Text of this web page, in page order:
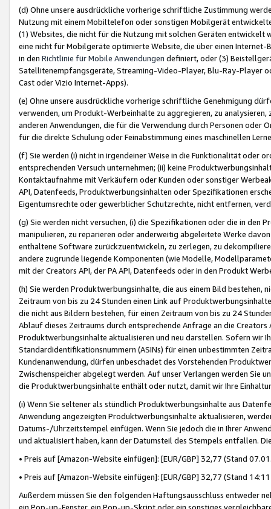
(d) Ohne unsere ausdrückliche vorherige schriftliche Zustimmung
Nutzung mit einem Mobiltelefon oder sonstigen Mobilgerät
(1) Websites, die nicht für die Nutzung mit solchen Geräten
eine nicht für Mobilgeräte optimierte Website, die über einen
in den Richtlinie für Mobile Anwendungen definiert, oder (3)
Satellitenempfangsgeräte, Streaming-Video-Player, Blu-Ray-Player
Cast oder Vizio Internet-Apps).
(e) Ohne unsere ausdrückliche vorherige schriftliche Genehmigung
verwenden, um Produkt-Werbeinhalte zu aggregieren, zu
anderen Anwendungen, die für die Verwendung durch Personen
für die direkte Schulung oder Feinabstimmung eines maschinellen
(f) Sie werden (i) nicht in irgendeiner Weise in die Funktionalität oder
entsprechenden Versuch unternehmen; (ii) keine
Kontaktaufnahme mit Verkäufern oder Kunden oder sonstiger
API, Datenfeeds, Produktwerbungsinhalten oder Spezifikationen
Eigentumsrechte oder gewerblicher Schutzrechte, nicht entfernen,
(g) Sie werden nicht versuchen, (i) die Spezifikationen oder die in
manipulieren, zu reparieren oder anderweitig abgeleitete Werke
enthaltene Software zurückzuentwickeln, zu zerlegen, zu
andere zugrunde liegende Komponenten (wie Modelle,
mit der Creators API, der PA API, Datenfeeds oder in den Produkt
(h) Sie werden Produktwerbungsinhalte, die aus einem Bild bestehen,
Zeitraum von bis zu 24 Stunden einen Link auf
die nicht aus Bildern bestehen, für einen Zeitraum von bis zu 24
Ablauf dieses Zeitraums durch entsprechende Anfrage an die
Produktwerbungsinhalte aktualisieren und neu darstellen. Sofern wir
Standardidentifikationsnummern (ASINs) für einen unbestimmten
Kundenanwendung, dürfen unbeschadet des Vorstehenden
Zwischenspeicher abgelegt werden. Auf unser Verlangen werden Sie
die Produktwerbungsinhalte enthält oder nutzt, damit wir Ihre
(i) Wenn Sie seltener als stündlich Produktwerbungsinhalte aus
Anwendung angezeigten Produktwerbungsinhalte aktualisieren,
Datums-/Uhrzeitstempel einfügen. Wenn Sie jedoch die in Ihrer
und aktualisiert haben, kann der Datumsteil des Stempels entfallen.
• Preis auf [Amazon-Website einfügen]: [EUR/GBP] 32,77 (Stand
• Preis auf [Amazon-Website einfügen]: [EUR/GBP] 32,77 (Stand
Außerdem müssen Sie den folgenden Haftungsausschluss entweder
ein Pop-up-Fenster, ein Pop-up-Skript oder ein sonstiges